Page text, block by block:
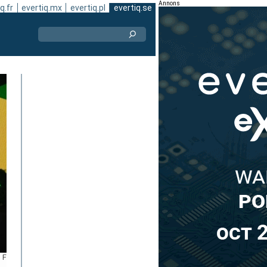
evertiq.mx evertiq.pl evertiq.se
F
Annons